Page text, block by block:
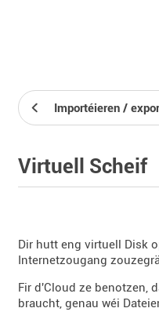
Importéieren /
Virtuell Scheif
Dir hutt eng virtuell Disk
Internetzougang
Fir d'Cloud ze benotzen,
braucht, genau wéi